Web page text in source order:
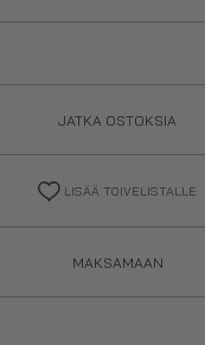
JATKA OSTOKSIA
LISÄÄ TOIVELISTALLE
MAKSAMAAN